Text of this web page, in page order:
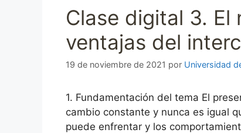
Clase digital 3.
ventajas del
19 de noviembre de 2021 por Universidad
1. Fundamentación del tema El
cambio constante y nunca es igual
puede enfrentar y los